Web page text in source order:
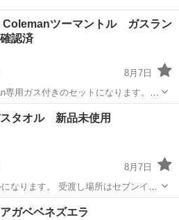
Colemanツーマントル ガスラン
認済
8月7日
用ガス付きのセットになります。
合はございません。
西駅 家庭用品 Coleman
タオル 新品未使用
8月7日
場所はセブンイレ
でお願いします、日程は調整出来ま
西駅 家庭用品
ガベベネズエラ